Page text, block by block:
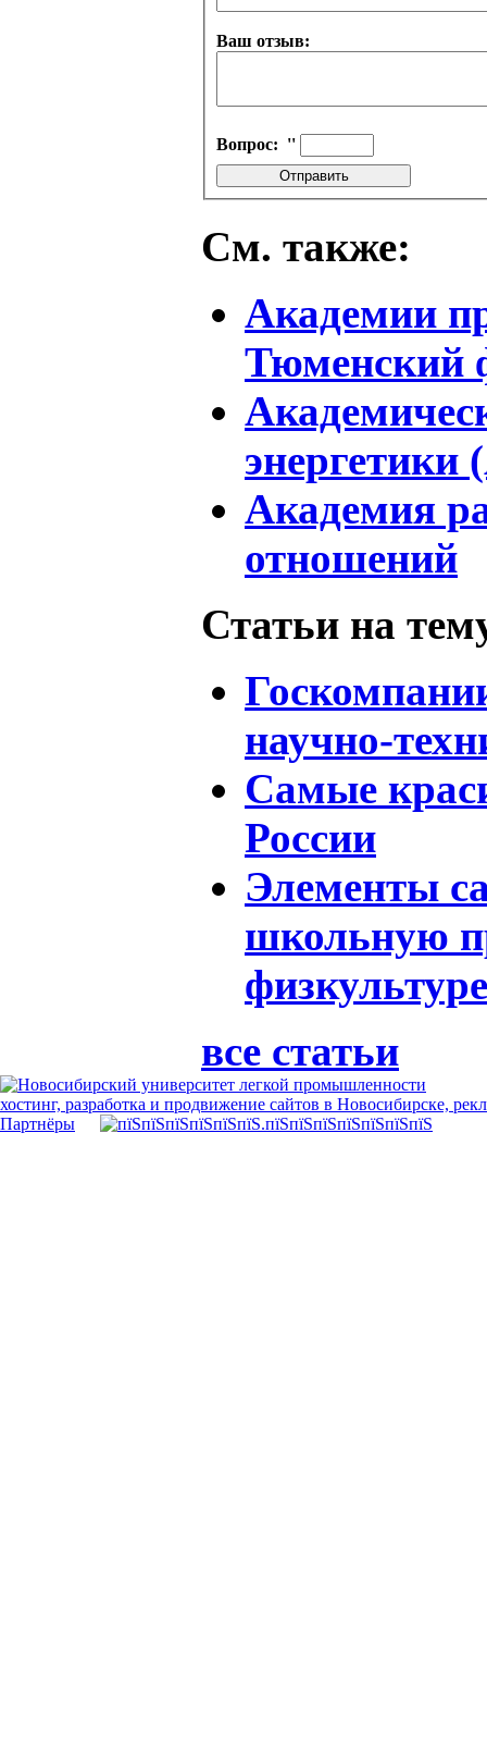
Ваш отзыв:
Вопрос: ''
См. также:
Академии
Тюменский
Академия
отношений
Статьи на
научно-
Самые
Роcсии
Элементы
школьную
физкультуре
все статьи
хостинг, разработка и продвижение сайтов в Новосибирске,
Партнёры